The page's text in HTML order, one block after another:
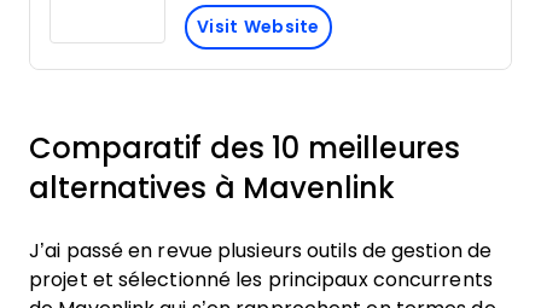
Visit Website
Comparatif des 10 meilleures
alternatives à Mavenlink
J’ai passé en revue plusieurs outils de gestion de
projet et sélectionné les principaux concurrents